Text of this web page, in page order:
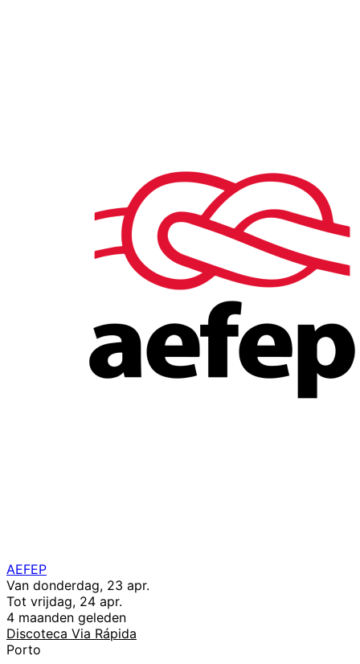
AEFEP
Van donderdag, 23 apr.
Tot vrijdag, 24 apr.
4 maanden geleden
Discoteca Via Rápida
Porto